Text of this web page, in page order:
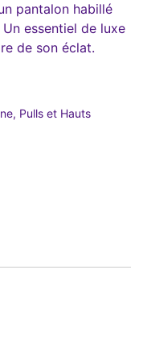
pantalon habillé
essentiel de luxe
de son éclat.
, Pulls et Hauts